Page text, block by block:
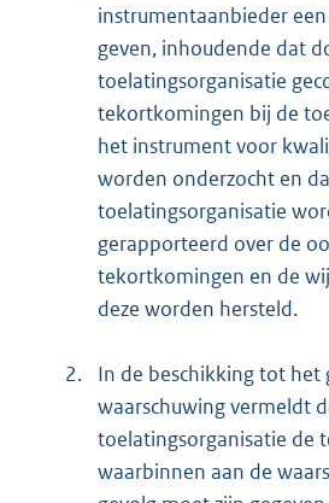
instrumentaanbieder
geven, inhoudende dat
toelatingsorganisatie
tekortkomingen bij de
het instrument voor
worden onderzocht en
toelatingsorganisatie
gerapporteerd over de
tekortkomingen en de
deze worden hersteld.
2.
In de beschikking tot het
waarschuwing vermeldt
toelatingsorganisatie de
waarbinnen aan de